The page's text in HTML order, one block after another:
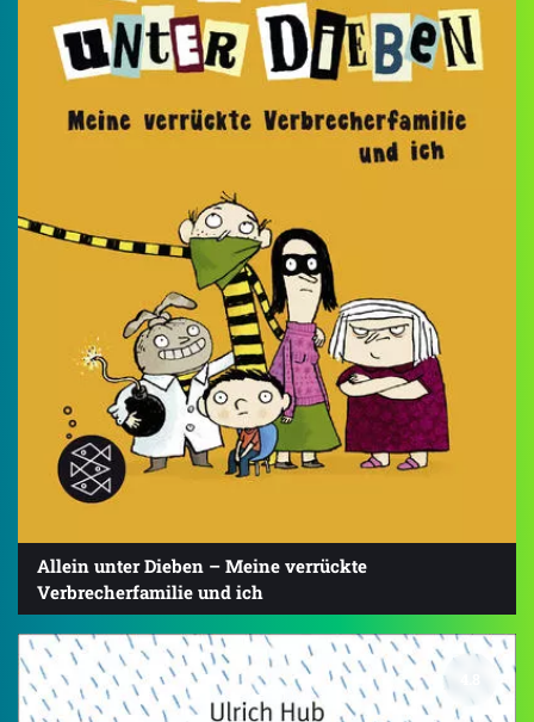
Allein unter Dieben – Meine verrückte
Verbrecherfamilie und ich